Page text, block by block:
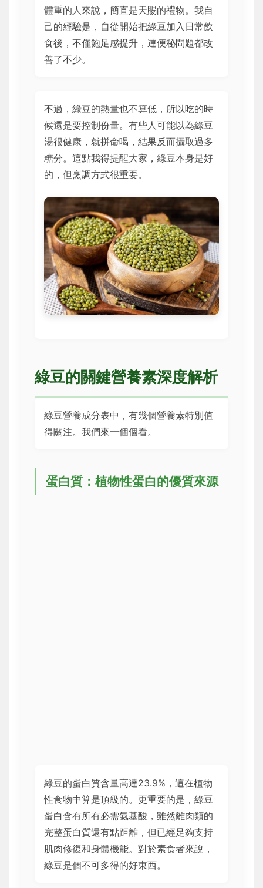
體重的人來說，簡直是天賜的禮物。我自
己的經驗是，自從開始把綠豆加入日常飲
食後，不僅飽足感提升，連便秘問題都改
善了不少。
不過，綠豆的熱量也不算低，所以吃的時
候還是要控制份量。有些人可能以為綠豆
湯很健康，就拼命喝，結果反而攝取過多
糖分。這點我得提醒大家，綠豆本身是好
的，但烹調方式很重要。
綠豆的關鍵營養素深度解析
綠豆營養成分表中，有幾個營養素特別值
得關注。我們來一個個看。
蛋白質：植物性蛋白的優質來源
綠豆的蛋白質含量高達23.9%，這在植物
性食物中算是頂級的。更重要的是，綠豆
蛋白含有所有必需氨基酸，雖然離肉類的
完整蛋白質還有點距離，但已經足夠支持
肌肉修復和身體機能。對於素食者來說，
綠豆是個不可多得的好東西。